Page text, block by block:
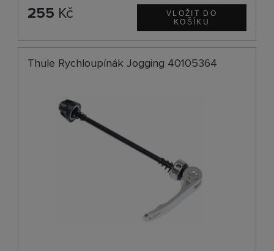
255 Kč
Thule Rychloupínák Jogging 40105364